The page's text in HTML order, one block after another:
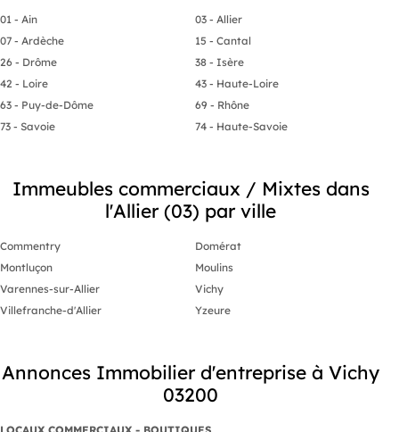
01 - Ain
03 - Allier
07 - Ardèche
15 - Cantal
26 - Drôme
38 - Isère
42 - Loire
43 - Haute-Loire
63 - Puy-de-Dôme
69 - Rhône
73 - Savoie
74 - Haute-Savoie
Immeubles commerciaux / Mixtes dans
l'Allier (03) par ville
Commentry
Domérat
Montluçon
Moulins
Varennes-sur-Allier
Vichy
Villefranche-d'Allier
Yzeure
Annonces Immobilier d'entreprise à Vichy
03200